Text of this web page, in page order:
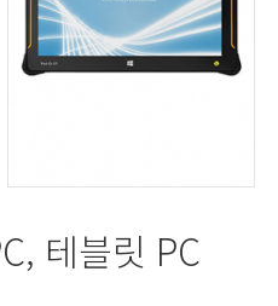
테블릿 PC